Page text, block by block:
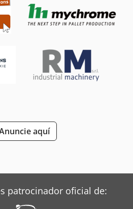
aquí
patrocinador oficial de: